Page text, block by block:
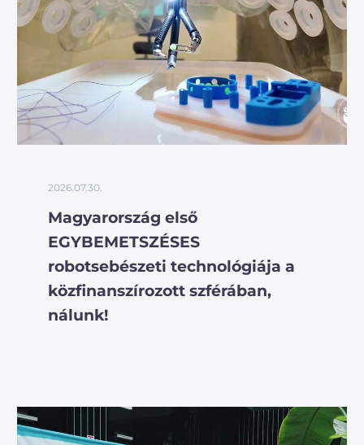
2026.07.30.
Magyarország első
EGYBEMETSZÉSES
robotsebészeti technológiája a
közfinanszírozott szférában,
nálunk!